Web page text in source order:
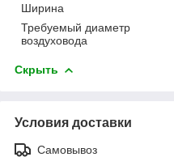
Ширина
Требуемый диаметр
воздуховода
Скрыть
Условия доставки
Самовывоз